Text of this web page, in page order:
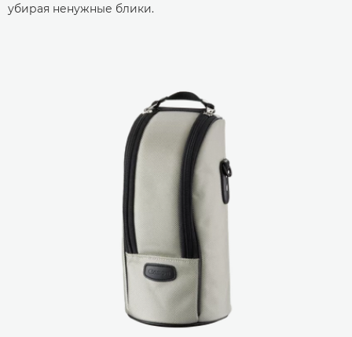
убирая ненужные блики.